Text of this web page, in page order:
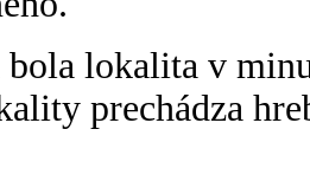
lokalita v
prechádza